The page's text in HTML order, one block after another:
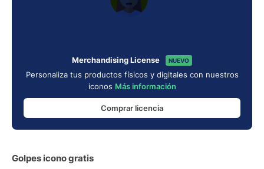
Merchandising License NUEVO
Personaliza tus productos físicos y digitales con nuestros
iconos Más información
Comprar licencia
Golpes icono gratis